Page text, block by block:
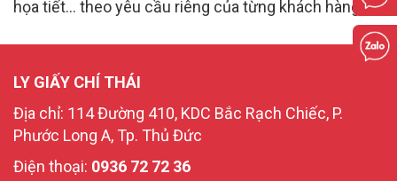
họa tiết... theo yêu cầu riêng của từng khách hàng
LY GIẤY CHÍ THÁI
Địa chỉ: 114 Đường 410, KDC Bắc Rạch Chiếc, P.
Phước Long A, Tp. Thủ Đức
Điện thoại: 0936 72 72 36